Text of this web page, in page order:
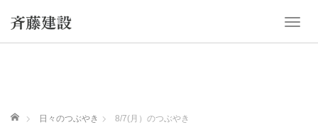
T
ホーム 日々のつぶやき 8/7(月）のつぶやき